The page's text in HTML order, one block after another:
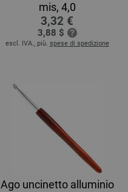
mis, 4,0
3,32 €
3,88 $
escl. IVA., più. spese di spedizione
Ago uncinetto alluminio